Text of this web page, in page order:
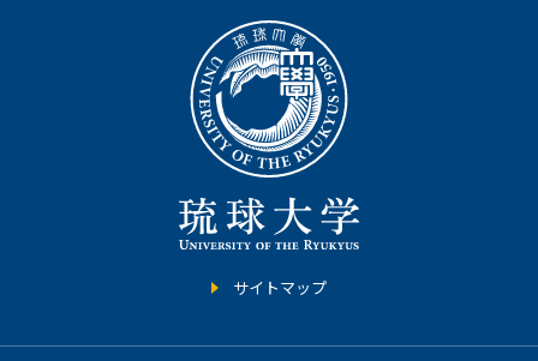
サイトマップ